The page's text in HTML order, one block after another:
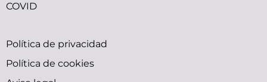
COVID
bfxxx
x
ymlporn
small
tits
pornolienx.com
trap
doujin
moe
indian
gilma
hardcore-
sunny
leone
sexy
Política de privacidad
Política de cookies